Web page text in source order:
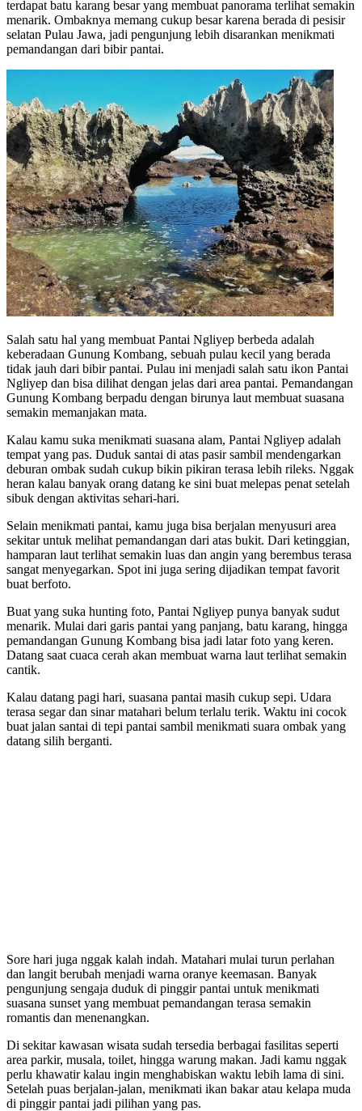
terdapat batu karang besar yang membuat panorama terlihat semakin
menarik. Ombaknya memang cukup besar karena berada di pesisir
selatan Pulau Jawa, jadi pengunjung lebih disarankan menikmati
pemandangan dari bibir pantai.
Salah satu hal yang membuat Pantai Ngliyep berbeda adalah
keberadaan Gunung Kombang, sebuah pulau kecil yang berada
tidak jauh dari bibir pantai. Pulau ini menjadi salah satu ikon Pantai
Ngliyep dan bisa dilihat dengan jelas dari area pantai. Pemandangan
Gunung Kombang berpadu dengan birunya laut membuat suasana
semakin memanjakan mata.
Kalau kamu suka menikmati suasana alam, Pantai Ngliyep adalah
tempat yang pas. Duduk santai di atas pasir sambil mendengarkan
deburan ombak sudah cukup bikin pikiran terasa lebih rileks. Nggak
heran kalau banyak orang datang ke sini buat melepas penat setelah
sibuk dengan aktivitas sehari-hari.
Selain menikmati pantai, kamu juga bisa berjalan menyusuri area
sekitar untuk melihat pemandangan dari atas bukit. Dari ketinggian,
hamparan laut terlihat semakin luas dan angin yang berembus terasa
sangat menyegarkan. Spot ini juga sering dijadikan tempat favorit
buat berfoto.
Buat yang suka hunting foto, Pantai Ngliyep punya banyak sudut
menarik. Mulai dari garis pantai yang panjang, batu karang, hingga
pemandangan Gunung Kombang bisa jadi latar foto yang keren.
Datang saat cuaca cerah akan membuat warna laut terlihat semakin
cantik.
Kalau datang pagi hari, suasana pantai masih cukup sepi. Udara
terasa segar dan sinar matahari belum terlalu terik. Waktu ini cocok
buat jalan santai di tepi pantai sambil menikmati suara ombak yang
datang silih berganti.
Sore hari juga nggak kalah indah. Matahari mulai turun perlahan
dan langit berubah menjadi warna oranye keemasan. Banyak
pengunjung sengaja duduk di pinggir pantai untuk menikmati
suasana sunset yang membuat pemandangan terasa semakin
romantis dan menenangkan.
Di sekitar kawasan wisata sudah tersedia berbagai fasilitas seperti
area parkir, musala, toilet, hingga warung makan. Jadi kamu nggak
perlu khawatir kalau ingin menghabiskan waktu lebih lama di sini.
Setelah puas berjalan-jalan, menikmati ikan bakar atau kelapa muda
di pinggir pantai jadi pilihan yang pas.